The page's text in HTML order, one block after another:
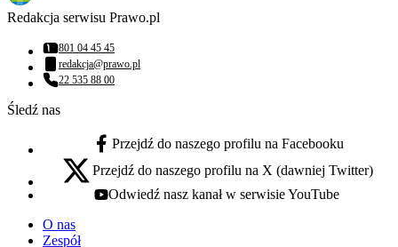
Redakcja serwisu Prawo.pl
Numer telefonu:
801 04 45 45
Adres email:
redakcja@prawo.pl
Numer telefonu:
22 535 88 00
Śledź nas
facebook - otwiera się w nowej karcie
Przejdź do naszego profilu na Facebooku
x - otwiera się w nowej karcie
Przejdź do naszego profilu na X (dawniej Twitter)
youtube - otwiera się w nowej karcie
Odwiedź nasz kanał w serwisie YouTube
O nas
Zespół